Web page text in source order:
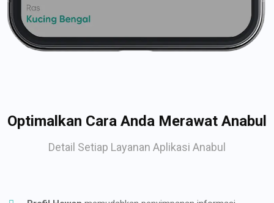
Optimalkan Cara Anda Merawat Anabul
Detail Setiap Layanan Aplikasi Anabul